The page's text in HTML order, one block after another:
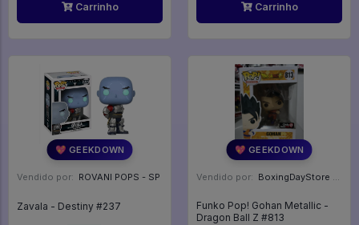
Carrinho Carrinho
💖 GEEKDOWN
Vendido por: ROVANI POPS - SP
Zavala - Destiny #237
💖 GEEKDOWN
Vendido por: BoxingDayStore - GO
Funko Pop! Gohan Metallic -
Dragon Ball Z #813